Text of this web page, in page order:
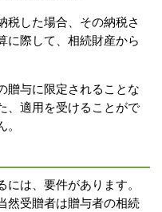
税した場合、その納税さ
に際して、相続財産から
贈与に限定されることな
、適用を受けることがで
。
は、要件があります。
然受贈者は贈与者の相続